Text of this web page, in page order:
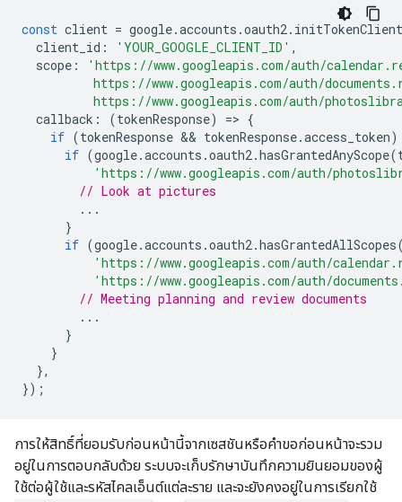
const client = google.accounts .oauth2. initTokenClient
client_id : 'YOUR_GOOGLE_CLIENT_ID' ,
scope :
'https://www.googleapis.com/auth/
https://www.googleapis.com/auth/
https://www.googleapis.com/auth/
callback : (tokenResponse) => {
if (tokenResponse && tokenResponse.access_token)
if (google.accounts .oauth2.hasGrantedAnyScope(
'https://www.googleapis.com/auth/
// Look at pictures
...
}
if (google.accounts .oauth2.hasGrantedAllScopes
'https://www.googleapis.com/auth/
'https://www.googleapis.com/auth/
// Meeting planning and review documents
...
}
}
},
});
การให้สิทธิ์ที่ยอมรับก่อนหน้านี้จากเซสชันหรือคำขอก่อนหน้าจะรวม
อยู่ในการตอบกลับด้วย ระบบจะเก็บรักษาบันทึกความยินยอมของผู้
ใช้ต่อผู้ใช้และรหัสไคลเอ็นต์แต่ละราย และจะยังคงอยู่ในการเรียกใช้